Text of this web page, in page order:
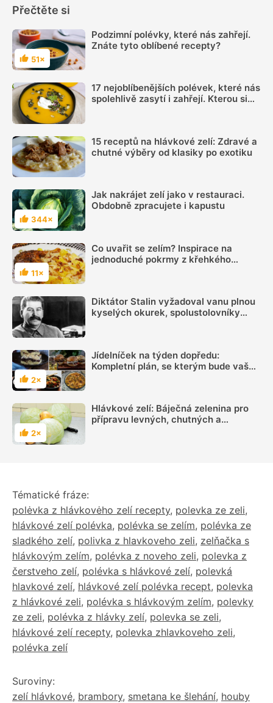
Přečtěte si
Hodnocení
51×
Podzimní polévky, které nás zahřejí.
Znáte tyto oblíbené recepty?
17 nejoblíbenějších polévek, které nás
spolehlivě zasytí i zahřejí. Kterou si
15 receptů na hlávkové zelí: Zdravé a
chutné výběry od klasiky po exotiku
Hodnocení
344×
Jak nakrájet zelí jako v restauraci.
Obdobně zpracujete i kapustu
Hodnocení
11×
Co uvařit se zelím? Inspirace na
jednoduché pokrmy z křehkého
Diktátor Stalin vyžadoval vanu plnou
kyselých okurek, spolustolovníky
Hodnocení
2×
Jídelníček na týden dopředu:
Kompletní plán, se kterým bude vaše
Hodnocení
2×
Hlávkové zelí: Báječná zelenina pro
přípravu levných, chutných a
Tématické fráze:
polėvka z hlávkovėho zelí recepty, polevka ze zeli,
hlávkové zelí polévka, polévka se zelím, polévka ze
sladkého zelí, polivka z hlavkoveho zeli, zelňačka s
hlávkovým zelím, polévka z noveho zeli, polevka z
čerstveho zelí, polévka s hlávkové zelí, polevká
hlavkové zelí, hlávkové zelí polévka recept, polevka
z hlávkové zeli, polévka s hlávkovým zelím, polevky
ze zeli, polévka z hlávky zelí, polevka se zeli,
hlávkové zelí recepty, polevka zhlavkoveho zeli,
polévka zelí
Suroviny:
zelí hlávkové, brambory, smetana ke šlehání, houby